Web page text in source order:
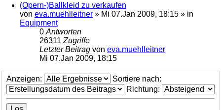
(Opern-)Ballkleid zu verkaufen
von eva.muehlleitner » Mi 07.Jan 2009, 18:15 » in
Equipment
0 Antworten
26311 Zugriffe
Letzter Beitrag von eva.muehlleitner
Mi 07.Jan 2009, 18:15
Anzeigen:
Sortiere nach:
Richtung: